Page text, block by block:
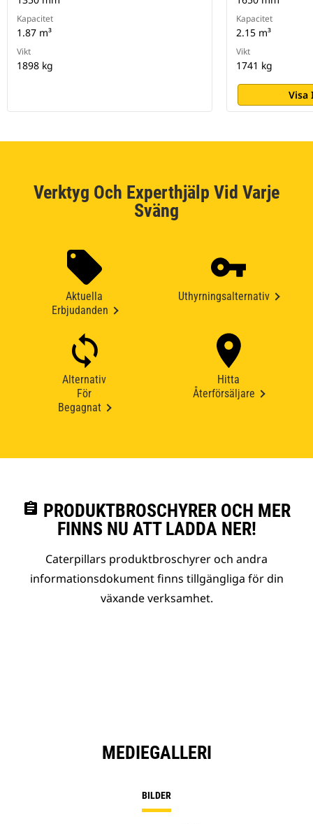
Kapacitet
1.87 m³
Vikt
1898 kg
Kapacitet
2.15 m³
Vikt
1741 kg
Visa
Verktyg Och Experthjälp Vid Varje
Sväng
Aktuella
Erbjudanden
Uthyrningsalternativ
Alternativ
För
Begagnat
Hitta
Återförsäljare
assignment PRODUKTBROSCHYRER OCH MER
FINNS NU ATT LADDA NER!
Caterpillars produktbroschyrer och andra
informationsdokument finns tillgängliga för din
växande verksamhet.
MEDIEGALLERI
BILDER